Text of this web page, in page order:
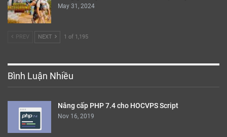
May 31, 2024
PREV NEXT 1 of 1,195
Bình Luận Nhiều
Nâng cấp PHP 7.4 cho HOCVPS Script
Nov 16, 2019